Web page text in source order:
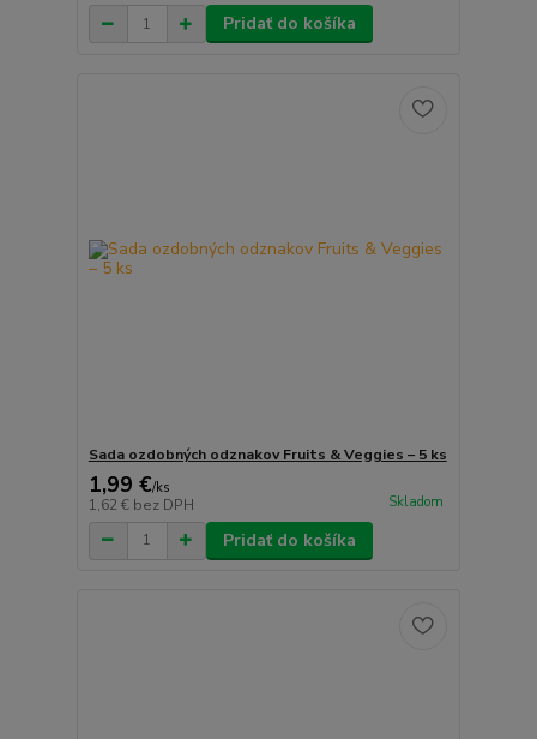
Pridať do košíka
Sada ozdobných odznakov Fruits & Veggies – 5 ks
1,99 €/ks
1,62 € bez DPH Skladom
Pridať do košíka